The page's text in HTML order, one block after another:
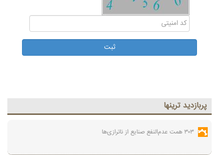
پربازديد ترينها
۳۰۳ همت عدم‌النفع صنایع از ناترازی‌ها